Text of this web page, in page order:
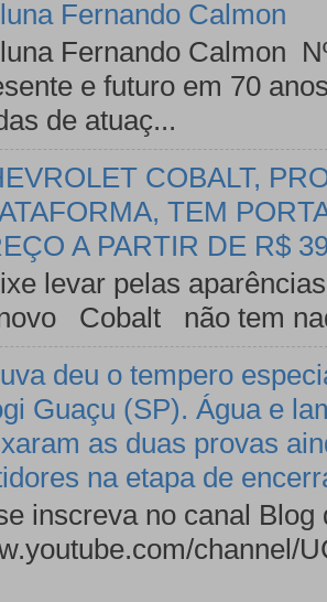
Fernando Calmon
Fernando Calmon
e futuro em 70
de atuaç...
COBALT,
TEM
A PARTIR DE R$
levar pelas
Cobalt não tem
deu o tempero
Guaçu (SP). Água e
as duas provas
na etapa de
inscreva no canal
channel/